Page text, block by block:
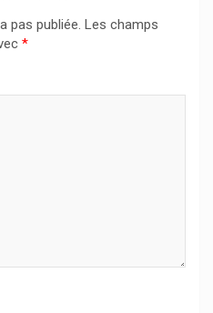
pas publiée. Les champs
*